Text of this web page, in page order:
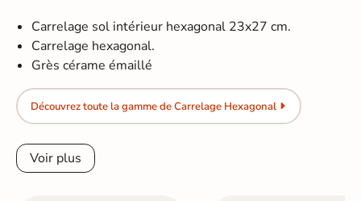
Carrelage sol intérieur hexagonal 23x27 cm.
Carrelage hexagonal.
Grès cérame émaillé
Découvrez toute la gamme de Carrelage Hexagonal
Voir plus